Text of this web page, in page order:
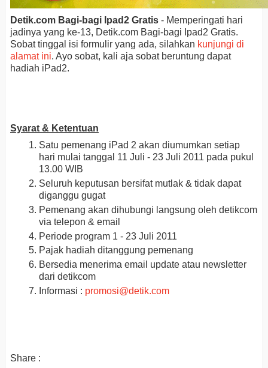
Detik.com Bagi-bagi Ipad2 Gratis - Memperingati hari
jadinya yang ke-13, Detik.com Bagi-bagi Ipad2 Gratis.
Sobat tinggal isi formulir yang ada, silahkan kunjungi di
alamat ini. Ayo sobat, kali aja sobat beruntung dapat
hadiah iPad2.
Syarat & Ketentuan
Satu pemenang iPad 2 akan diumumkan setiap
hari mulai tanggal 11 Juli - 23 Juli 2011 pada pukul
13.00 WIB
Seluruh keputusan bersifat mutlak & tidak dapat
diganggu gugat
Pemenang akan dihubungi langsung oleh detikcom
via telepon & email
Periode program 1 - 23 Juli 2011
Pajak hadiah ditanggung pemenang
Bersedia menerima email update atau newsletter
dari detikcom
Informasi : promosi@detik.com
Share :